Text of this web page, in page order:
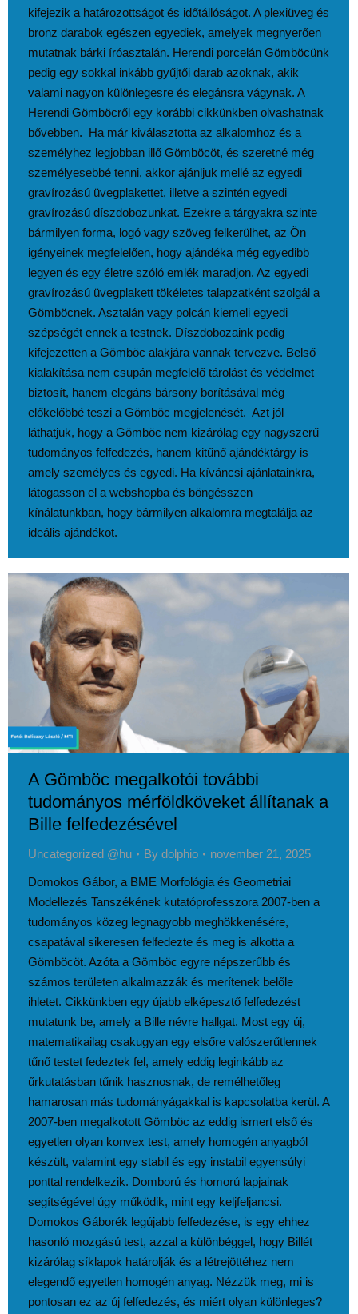
kifejezik a határozottságot és időtállóságot. A plexiüveg és
bronz darabok egészen egyediek, amelyek megnyerően
mutatnak bárki íróasztalán. Herendi porcelán Gömböcünk
pedig egy sokkal inkább gyűjtői darab azoknak, akik
valami nagyon különlegesre és elegánsra vágynak. A
Herendi Gömböcről egy korábbi cikkünkben olvashatnak
bővebben. Ha már kiválasztotta az alkalomhoz és a
személyhez legjobban illő Gömböcöt, és szeretné még
személyesebbé tenni, akkor ajánljuk mellé az egyedi
gravírozású üvegplakettet, illetve a szintén egyedi
gravírozású díszdobozunkat. Ezekre a tárgyakra szinte
bármilyen forma, logó vagy szöveg felkerülhet, az Ön
igényeinek megfelelően, hogy ajándéka még egyedibb
legyen és egy életre szóló emlék maradjon. Az egyedi
gravírozású üvegplakett tökéletes talapzatként szolgál a
Gömböcnek. Asztalán vagy polcán kiemeli egyedi
szépségét ennek a testnek. Díszdobozaink pedig
kifejezetten a Gömböc alakjára vannak tervezve. Belső
kialakítása nem csupán megfelelő tárolást és védelmet
biztosít, hanem elegáns bársony borításával még
előkelőbbé teszi a Gömböc megjelenését. Azt jól
láthatjuk, hogy a Gömböc nem kizárólag egy nagyszerű
tudományos felfedezés, hanem kitűnő ajándéktárgy is
amely személyes és egyedi. Ha kíváncsi ajánlatainkra,
látogasson el a webshopba és böngésszen
kínálatunkban, hogy bármilyen alkalomra megtalálja az
ideális ajándékot.
A Gömböc megalkotói további
tudományos mérföldköveket állítanak a
Bille felfedezésével
Uncategorized @hu By dolphio november 21, 2025
Domokos Gábor, a BME Morfológia és Geometriai
Modellezés Tanszékének kutatóprofesszora 2007-ben a
tudományos közeg legnagyobb meghökkenésére,
csapatával sikeresen felfedezte és meg is alkotta a
Gömböcöt. Azóta a Gömböc egyre népszerűbb és
számos területen alkalmazzák és merítenek belőle
ihletet. Cikkünkben egy újabb elképesztő felfedezést
mutatunk be, amely a Bille névre hallgat. Most egy új,
matematikailag csakugyan egy elsőre valószerűtlennek
tűnő testet fedeztek fel, amely eddig leginkább az
űrkutatásban tűnik hasznosnak, de remélhetőleg
hamarosan más tudományágakkal is kapcsolatba kerül. A
2007-ben megalkotott Gömböc az eddig ismert első és
egyetlen olyan konvex test, amely homogén anyagból
készült, valamint egy stabil és egy instabil egyensúlyi
ponttal rendelkezik. Domború és homorú lapjainak
segítségével úgy működik, mint egy keljfeljancsi.
Domokos Gáborék legújabb felfedezése, is egy ehhez
hasonló mozgású test, azzal a különbéggel, hogy Billét
kizárólag síklapok határolják és a létrejöttéhez nem
elegendő egyetlen homogén anyag. Nézzük meg, mi is
pontosan ez az új felfedezés, és miért olyan különleges?